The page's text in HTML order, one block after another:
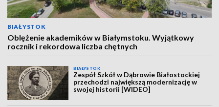
BIAŁYSTOK
Oblężenie akademików w Białymstoku. Wyjątkowy
rocznik i rekordowa liczba chętnych
BIAŁYSTOK
Zespół Szkół w Dąbrowie Białostockiej
przechodzi największą modernizację w
swojej historii [WIDEO]